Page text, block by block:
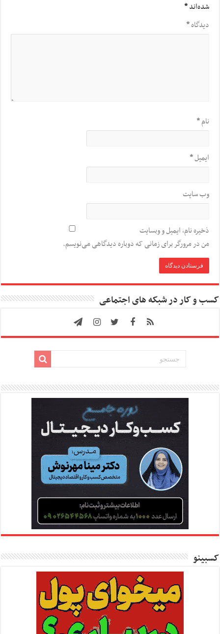
شده‌اند*
دیدگاه*
نام*
ایمیل*
وب‌ سایت
ذخیره نام، ایمیل و وبسایت
من در مرورگر برای زمانی که دوباره دیدگاهی می‌نویسم.
کسب و کار در شبکه های اجتماعی
کسبینو